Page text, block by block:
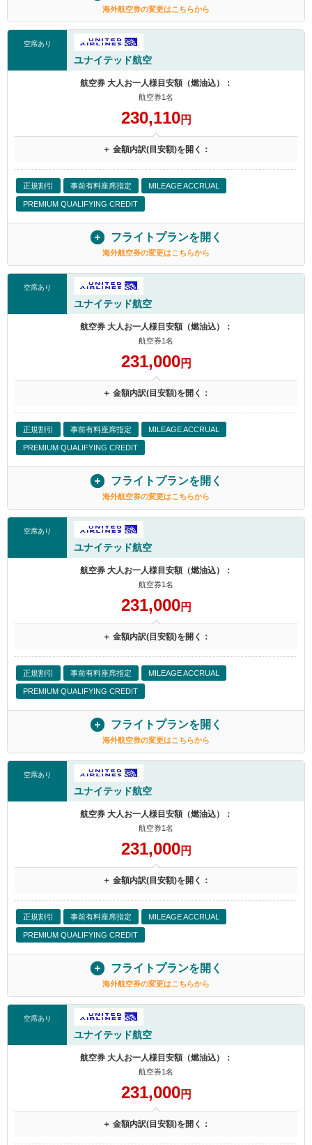
海外航空券の変更はこちらから
空席あり
ユナイテッド航空
航空券 大人お一人様目安額（燃油込）：
航空券1名
230,110円
＋ 金額内訳(目安額)を開く：
正規割引 事前有料座席指定 MILEAGE ACCRUAL
PREMIUM QUALIFYING CREDIT
フライトプランを開く
海外航空券の変更はこちらから
空席あり
ユナイテッド航空
航空券 大人お一人様目安額（燃油込）：
航空券1名
231,000円
＋ 金額内訳(目安額)を開く：
正規割引 事前有料座席指定 MILEAGE ACCRUAL
PREMIUM QUALIFYING CREDIT
フライトプランを開く
海外航空券の変更はこちらから
空席あり
ユナイテッド航空
航空券 大人お一人様目安額（燃油込）：
航空券1名
231,000円
＋ 金額内訳(目安額)を開く：
正規割引 事前有料座席指定 MILEAGE ACCRUAL
PREMIUM QUALIFYING CREDIT
フライトプランを開く
海外航空券の変更はこちらから
空席あり
ユナイテッド航空
航空券 大人お一人様目安額（燃油込）：
航空券1名
231,000円
＋ 金額内訳(目安額)を開く：
正規割引 事前有料座席指定 MILEAGE ACCRUAL
PREMIUM QUALIFYING CREDIT
フライトプランを開く
海外航空券の変更はこちらから
空席あり
ユナイテッド航空
航空券 大人お一人様目安額（燃油込）：
航空券1名
231,000円
＋ 金額内訳(目安額)を開く：